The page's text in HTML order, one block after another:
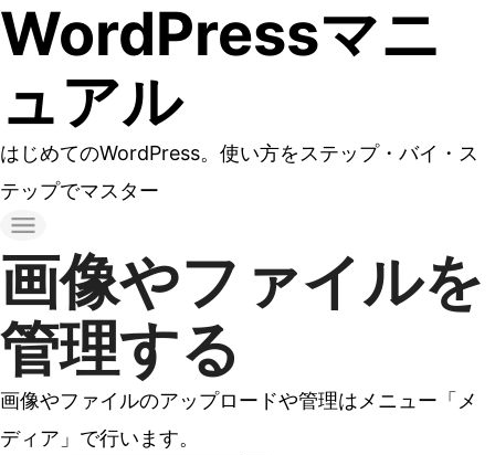
コ
ン
テ
ン
ツ
へ
キ
ッ
プ
す
る
WordPressマニ
ュアル
はじめてのWordPress。使い方をステップ・バイ・ス
テップでマスター
画像やファイルを
管理する
画像やファイルのアップロードや管理はメニュー「メ
ディア」で行います。